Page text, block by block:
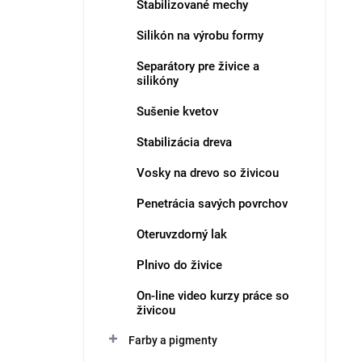
Stabilizované mechy
Silikón na výrobu formy
Separátory pre živice a
silikóny
Sušenie kvetov
Stabilizácia dreva
Vosky na drevo so živicou
Penetrácia savých povrchov
Oteruvzdorný lak
Plnivo do živice
On-line video kurzy práce so
živicou
Farby a pigmenty